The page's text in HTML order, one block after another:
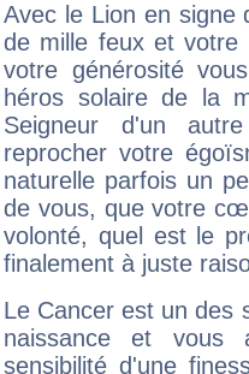
Avec le Lion en signe
de mille feux et votre
votre générosité
héros solaire de la
Seigneur d'un
reprocher votre
naturelle parfois un
de vous, que votre
volonté, quel est le
finalement à juste
Le Cancer est un des
naissance et vous
sensibilité d'une